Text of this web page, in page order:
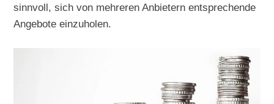
sinnvoll, sich von mehreren Anbietern entsprechende
Angebote einzuholen.